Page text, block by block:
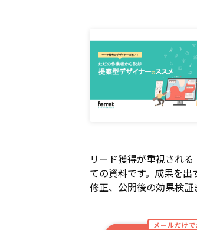
リード獲得が重視され
ての資料です。成果を
修正、公開後の効果検証
メールだけ